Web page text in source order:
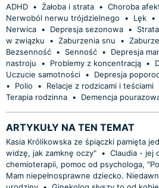
ADHD • Żałoba i strata • Choroba
Nerwoból nerwu trójdzielnego
• Lęk •
Nerwica • Depresja sezonowa •
w związku
• Zaburzenia snu •
Bezsenność • Senność • Depresja
nastroju
• Problemy z koncentracją •
Uczucie samotności • Depresja
•
Polio • Relacje z rodzicami i teściami
Terapia rodzinna • Demencja
ARTYKUŁY NA TEN TEMAT
Kasia Królikowska ze śpiączki pamięta
widzę, jak zamknę oczy" • Claudia - jej
chemioterapii, pomoc od psychologa,
Mam niepełnosprawne dziecko.